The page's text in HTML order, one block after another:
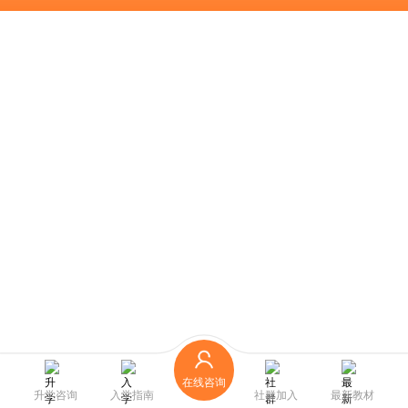
升学咨询 入学指南
在线咨询
社群加入
最新教材